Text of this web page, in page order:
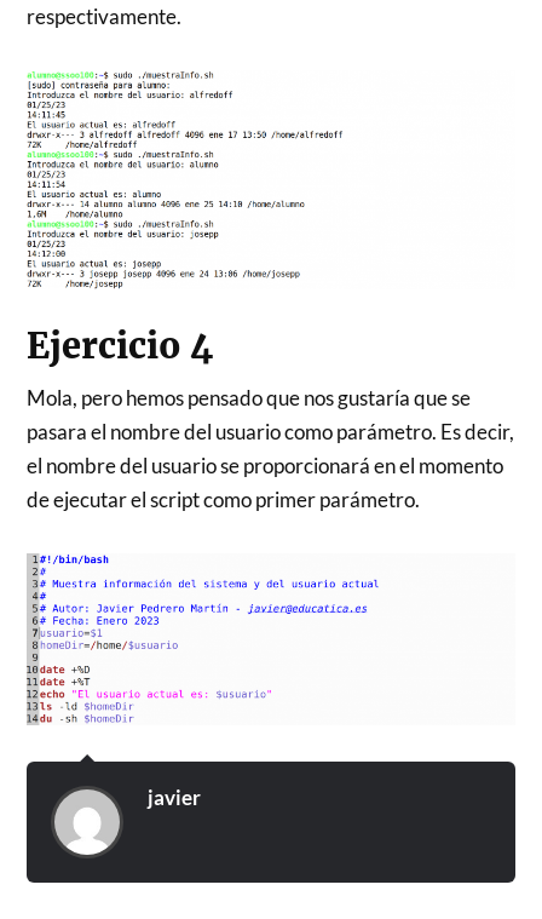
respectivamente.
Ejercicio 4
Mola, pero hemos pensado que nos gustaría que se
pasara el nombre del usuario como parámetro. Es decir,
el nombre del usuario se proporcionará en el momento
de ejecutar el script como primer parámetro.
javier